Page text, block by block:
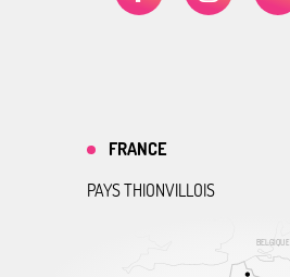
BELGIQUE
FRANCE
PAYS THIONVILLOIS